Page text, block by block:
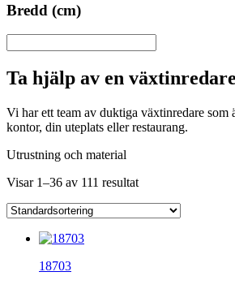
Bredd (cm)
Ta hjälp av en växtinredare
Vi har ett team av duktiga växtinredare som
kontor, din uteplats eller restaurang.
Utrustning och material
Visar 1–36 av 111 resultat
18703